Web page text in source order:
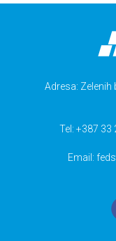
Adresa: Zelenih
Tel: +387 33
Email: